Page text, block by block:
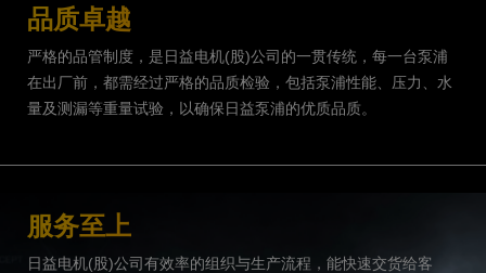
品质卓越
严格的品管制度，是日益电机(股)公司的一贯传统，每一台泵浦
在出厂前，都需经过严格的品质检验，包括泵浦性能、压力、水
量及测漏等重量试验，以确保日益泵浦的优质品质。
服务至上
日益电机(股)公司有效率的组织与生产流程，能快速交货给客